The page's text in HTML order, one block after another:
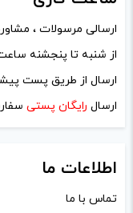
نام*
ایمیل*
ارسالی مرسولات ،
از شنبه تا پنجشنه
ارسال از طریق پست
ارسال رایگان پستی
اطلاعات ما
تماس با ما